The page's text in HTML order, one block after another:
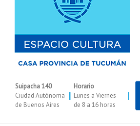
Suipacha 140
Ciudad Autónoma
de Buenos Aires
|
Horario
Lunes a Viernes
de 8 a 16 horas
|